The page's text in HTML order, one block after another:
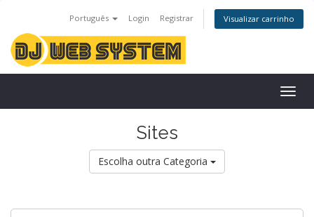
Português Login Registrar Visualizar carrinho
Sites
Escolha outra Categoria